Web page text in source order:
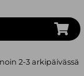
2-3 arkipäivässä